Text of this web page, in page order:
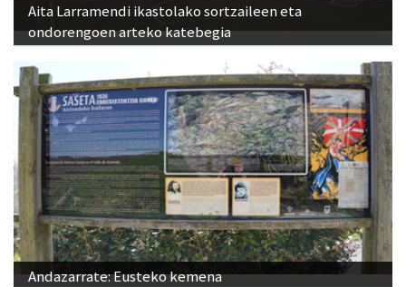
Aita Larramendi ikastolako sortzaileen eta
ondorengoen arteko katebegia
Andazarrate: Eusteko kemena